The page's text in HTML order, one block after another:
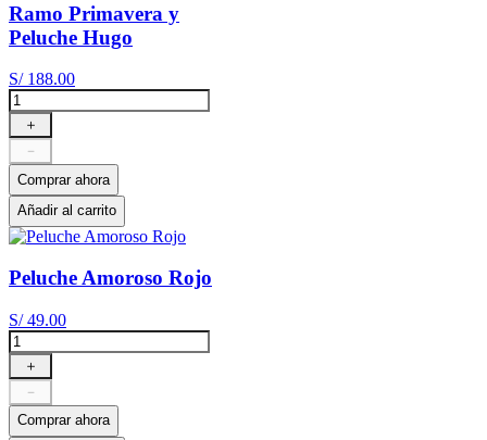
Ramo Primavera y
Peluche Hugo
S/ 188.00
＋
－
Comprar ahora
Añadir al carrito
Peluche Amoroso Rojo
S/ 49.00
＋
－
Comprar ahora